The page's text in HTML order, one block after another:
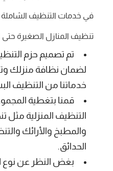
في خدمات التنظيف الشاملة
تنظيف المنازل الصغيرة حتى
تم تصميم حزم
لضمان نظافة منزلك
خدماتنا من التنظيف
قمنا بتغطية
التنظيف المنزلية مثل
والمطبخ والأرائك
الحدائق.
بغض النظر عن نوع